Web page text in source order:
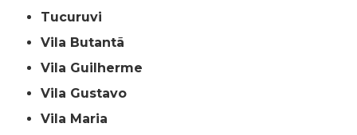
Tucuruvi
Vila Butantã
Vila Guilherme
Vila Gustavo
Vila Maria